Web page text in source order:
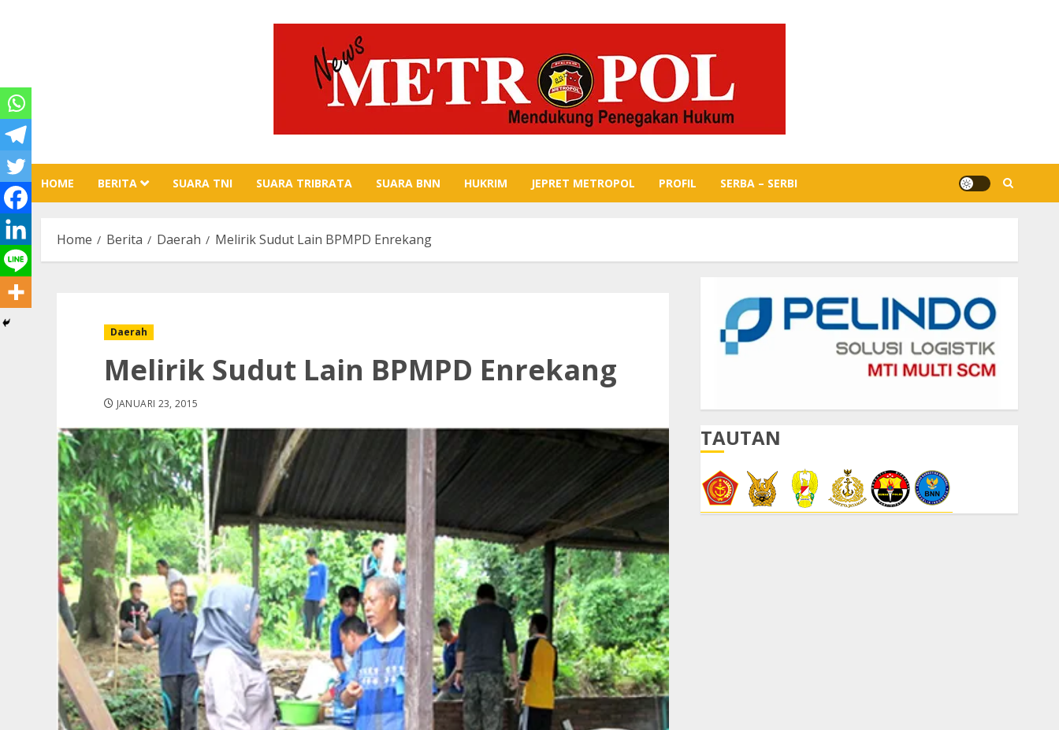
HOME BERITA SUARA TNI SUARA TRIBRATA SUARA BNN HUKRIM JEPRET METROPOL PROFIL SERBA – SERBI
Home Berita Daerah Melirik Sudut Lain BPMPD Enrekang
Daerah
Melirik Sudut Lain BPMPD Enrekang
JANUARI 23, 2015
TAUTAN